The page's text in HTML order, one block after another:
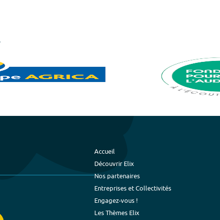
Accueil
Découvrir Elix
Nos partenaires
Entreprises et Collectivités
Engagez-vous !
Les Thèmes Elix